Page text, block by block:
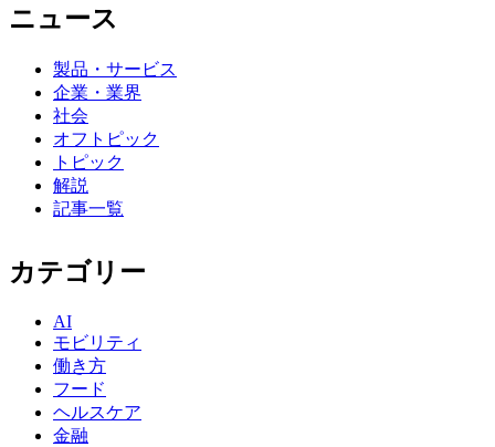
ニュース
製品・サービス
企業・業界
社会
オフトピック
トピック
解説
記事一覧
カテゴリー
AI
モビリティ
働き方
フード
ヘルスケア
金融